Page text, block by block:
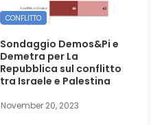
CONFLITTO
Sondaggio Demos&Pi e
Demetra per La
Repubblica sul conflitto
tra Israele e Palestina
November 20, 2023